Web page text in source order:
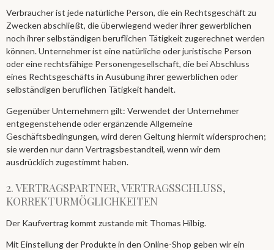
Verbraucher ist jede natürliche Person, die ein Rechtsgeschäft zu
Zwecken abschließt, die überwiegend weder ihrer gewerblichen
noch ihrer selbständigen beruflichen Tätigkeit zugerechnet werden
können. Unternehmer ist eine natürliche oder juristische Person
oder eine rechtsfähige Personengesellschaft, die bei Abschluss
eines Rechtsgeschäfts in Ausübung ihrer gewerblichen oder
selbständigen beruflichen Tätigkeit handelt.
Gegenüber Unternehmern gilt: Verwendet der Unternehmer
entgegenstehende oder ergänzende Allgemeine
Geschäftsbedingungen, wird deren Geltung hiermit widersprochen;
sie werden nur dann Vertragsbestandteil, wenn wir dem
ausdrücklich zugestimmt haben.
2. VERTRAGSPARTNER, VERTRAGSSCHLUSS,
KORREKTURMÖGLICHKEITEN
Der Kaufvertrag kommt zustande mit Thomas Hilbig.
Mit Einstellung der Produkte in den Online-Shop geben wir ein